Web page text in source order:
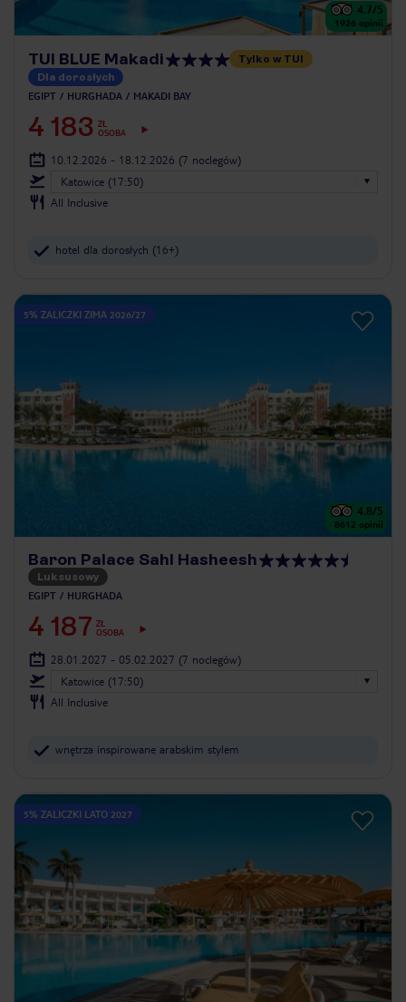
4.7/5
1926 opinii
TUI BLUE Makadi
Tylko w TUI
Dla dorosłych
EGIPT HURGHADA MAKADI BAY
4 183 ZŁ
OSOBA
10.12.2026 - 18.12.2026 (7 noclegów)
Katowice (17:50)
All Inclusive
hotel dla dorosłych (16+)
5% ZALICZKI ZIMA 2026/27
4.8/5
8612 opinii
Baron Palace Sahl Hasheesh
Luksusowy
EGIPT HURGHADA
4 187 ZŁ
OSOBA
28.01.2027 - 05.02.2027 (7 noclegów)
Katowice (17:50)
All Inclusive
wnętrza inspirowane arabskim stylem
5% ZALICZKI LATO 2027